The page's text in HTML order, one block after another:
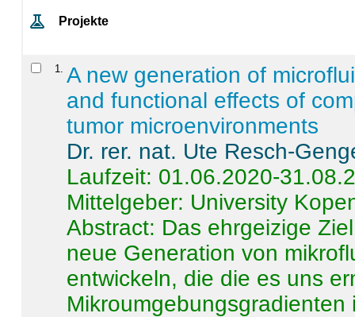
Projekte
1
A new generation of
and functional effects of
tumor microenvironments
Dr. rer. nat. Ute Resch-
Laufzeit: 01.06.2020-
Mittelgeber: University
Abstract: Das ehrgeizige
neue Generation von
entwickeln, die die es uns
Mikroumgebungsgradienten